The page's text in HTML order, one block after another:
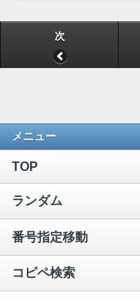
次
メニュー
TOP
ランダム
番号指定移動
コピペ検索